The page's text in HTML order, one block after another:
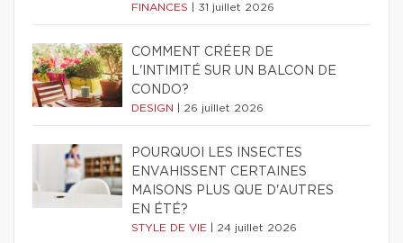
FINANCES 31 juillet 2026
COMMENT CRÉER DE
L'INTIMITÉ SUR UN BALCON DE
CONDO?
DESIGN 26 juillet 2026
POURQUOI LES INSECTES
ENVAHISSENT CERTAINES
MAISONS PLUS QUE D'AUTRES
EN ÉTÉ?
STYLE DE VIE 24 juillet 2026